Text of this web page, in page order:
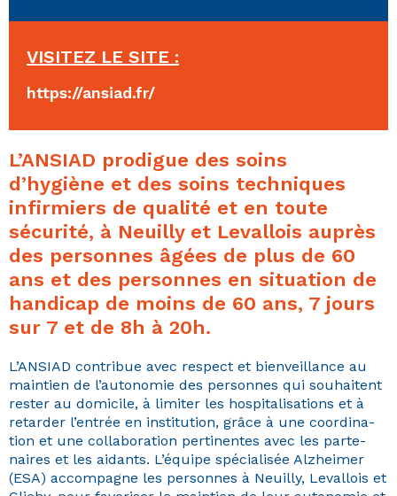
VISITEZ LE SITE :
https://ansiad.fr/
L’ANSIAD prodigue des soins
d’hygiène et des soins techniques
infirmiers de qualité et en toute
sécurité, à Neuilly et Levallois auprès
des personnes âgées de plus de 60
ans et des personnes en situation de
handicap de moins de 60 ans, 7 jours
sur 7 et de 8h à 20h.
L’ANSIAD con­tribue avec respect et bien­veil­lance au
main­tien de l’autonomie des per­son­nes qui souhait­ent
rester au domi­cile, à lim­iter les hos­pi­tal­i­sa­tions et à
retarder l’entrée en insti­tu­tion, grâce à une coor­di­na­
tion et une col­lab­o­ra­tion per­ti­nentes avec les parte­
naires et les aidants. L’équipe spé­cial­isée Alzheimer
(ESA) accom­pa­gne les per­son­nes à Neuil­ly, Lev­al­lois et